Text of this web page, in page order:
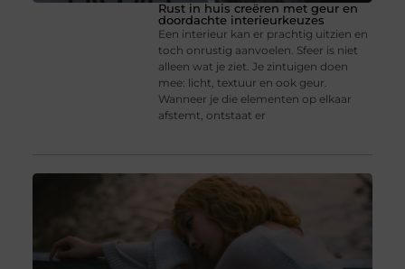
Rust in huis creëren met geur en
doordachte interieurkeuzes
Een interieur kan er prachtig uitzien en
toch onrustig aanvoelen. Sfeer is niet
alleen wat je ziet. Je zintuigen doen
mee: licht, textuur en ook geur.
Wanneer je die elementen op elkaar
afstemt, ontstaat er